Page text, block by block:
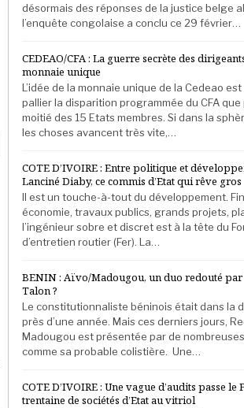
désormais des réponses de la justice belge
l’enquête congolaise a conclu ce 29 février…
CEDEAO/CFA : La guerre secrète des
monnaie unique
L’idée de la monnaie unique de la Cedeao
pallier la disparition programmée du CFA
moitié des 15 Etats membres. Si dans la
les choses avancent très vite,…
COTE D’IVOIRE : Entre politique et
Lanciné Diaby, ce commis d’Etat qui rêve gros
Il est un touche-à-tout du développement.
économie, travaux publics, grands projets,
l’ingénieur sobre et discret est à la tête du
d’entretien routier (Fer). La…
BENIN : Aïvo/Madougou, un duo redouté par
Talon ?
Le constitutionnaliste béninois était dans la
près d’une année. Mais ces derniers jours,
Madougou est présentée par de
comme sa probable colistière. Une…
COTE D’IVOIRE : Une vague d’audits passe le
trentaine de sociétés d’Etat au vitriol